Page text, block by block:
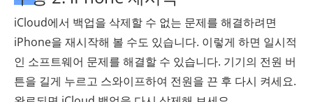
iCloud에서 백업을 삭제할 수 없는 문제를 해결하려면
iPhone을 재시작해 볼 수도 있습니다. 이렇게 하면 일시적
인 소프트웨어 문제를 해결할 수 있습니다. 기기의 전원 버
튼을 길게 누르고 스와이프하여 전원을 끈 후 다시 켜세요.